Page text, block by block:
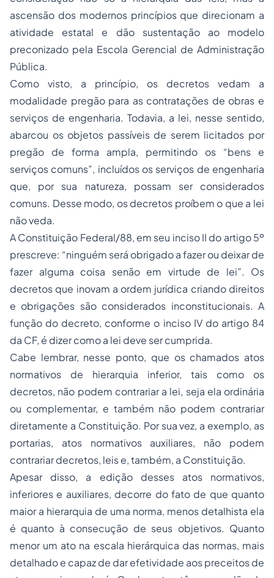
ascensão dos modernos princípios que direcionam a
atividade estatal e dão sustentação ao modelo
preconizado pela Escola Gerencial de Administração
Pública.
Como visto, a princípio, os decretos vedam a
modalidade pregão para as contratações de obras e
serviços de engenharia. Todavia, a lei, nesse sentido,
abarcou os objetos passíveis de serem licitados por
pregão de forma ampla, permitindo os “bens e
serviços comuns”, incluídos os serviços de engenharia
que, por sua natureza, possam ser considerados
comuns. Desse modo, os decretos proíbem o que a lei
não veda.
A Constituição Federal/88, em seu inciso II do artigo 5º
prescreve: “ninguém será obrigado a fazer ou deixar de
fazer alguma coisa senão em virtude de lei”. Os
decretos que inovam a ordem jurídica criando direitos
e obrigações são considerados inconstitucionais. A
função do decreto, conforme o inciso IV do artigo 84
da CF, é dizer como a lei deve ser cumprida.
Cabe lembrar, nesse ponto, que os chamados atos
normativos de hierarquia inferior, tais como os
decretos, não podem contrariar a lei, seja ela ordinária
ou complementar, e também não podem contrariar
diretamente a Constituição. Por sua vez, a exemplo, as
portarias, atos normativos auxiliares, não podem
contrariar decretos, leis e, também, a Constituição.
Apesar disso, a edição desses atos normativos,
inferiores e auxiliares, decorre do fato de que quanto
maior a hierarquia de uma norma, menos detalhista ela
é quanto à consecução de seus objetivos. Quanto
menor um ato na escala hierárquica das normas, mais
detalhado e capaz de dar efetividade aos preceitos de